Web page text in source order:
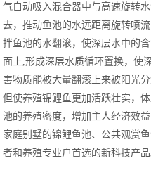
气自动吸入混合器中与高速旋转
去，推动鱼池的水远距离旋转喷
拌鱼池的水翻滚，使深层水中的
面上,形成深层水质循环置换，使
害物质能被大量翻滚上来被阳光
但使养殖锦鲤鱼更加活跃壮实，
池的养殖密度，增加主人经济效
家庭别墅的锦鲤鱼池、公共观赏
者和养殖专业户首选的新科技产品